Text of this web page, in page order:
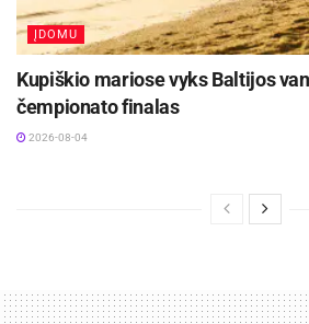
ĮDOMU
Kupiškio mariose vyks Baltijos
čempionato finalas
2026-08-04